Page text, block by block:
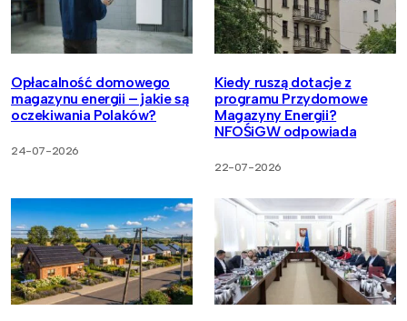
Opłacalność domowego
magazynu energii – jakie są
oczekiwania Polaków?
24-07-2026
Kiedy ruszą dotacje z
programu Przydomowe
Magazyny Energii?
NFOŚiGW odpowiada
22-07-2026